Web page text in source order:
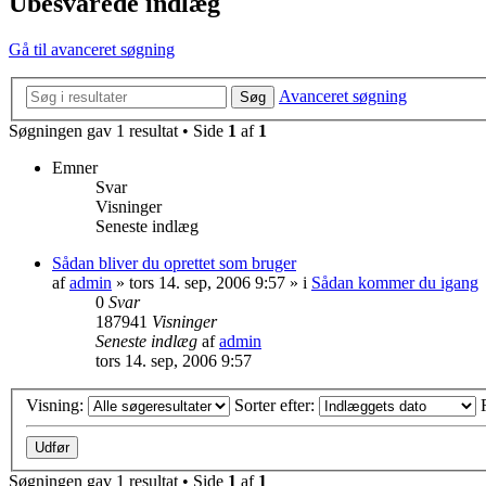
Gå til avanceret søgning
Søg
Avanceret søgning
Søgningen gav 1 resultat • Side 1 af 1
Emner
Svar
Visninger
Seneste indlæg
Sådan bliver du oprettet som bruger
afadmin » tors 14. sep, 2006 9:57 » i Sådan kommer du igang
0 Svar
187941 Visninger
Seneste indlæg afadmin
tors 14. sep, 2006 9:57
Visning: Sorter efter:
Søgningen gav 1 resultat • Side 1 af 1